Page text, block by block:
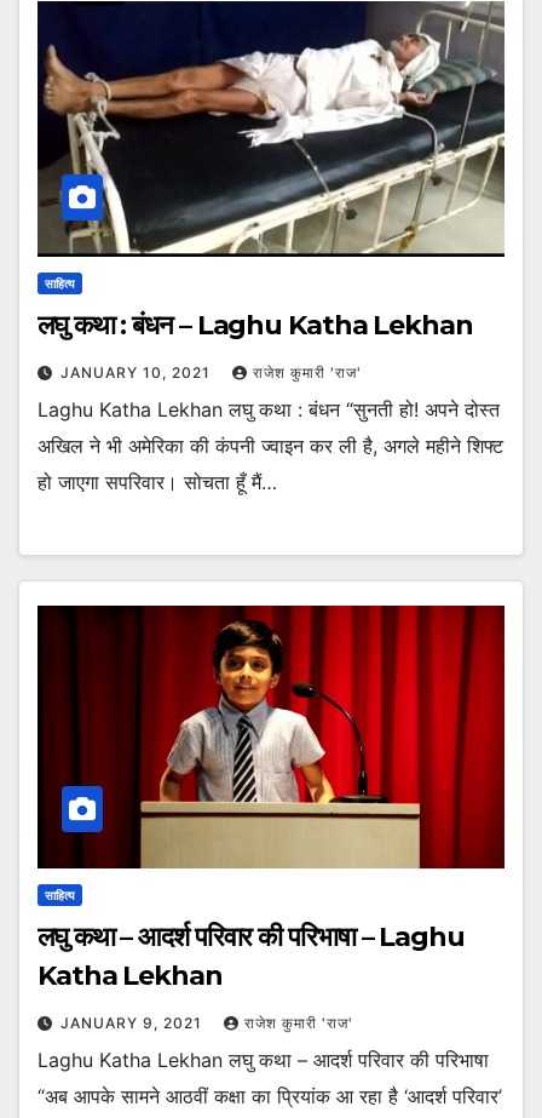
साहित्य
लघु कथा : बंधन – Laghu Katha Lekhan
JANUARY 10, 2021 राजेश कुमारी 'राज'
Laghu Katha Lekhan लघु कथा : बंधन “सुनती हो! अपने दोस्त
अखिल ने भी अमेरिका की कंपनी ज्वाइन कर ली है, अगले महीने शिफ्ट
हो जाएगा सपरिवार। सोचता हूँ मैं…
साहित्य
लघु कथा – आदर्श परिवार की परिभाषा – Laghu
Katha Lekhan
JANUARY 9, 2021 राजेश कुमारी 'राज'
Laghu Katha Lekhan लघु कथा – आदर्श परिवार की परिभाषा
“अब आपके सामने आठवीं कक्षा का प्रियांक आ रहा है ‘आदर्श परिवार’